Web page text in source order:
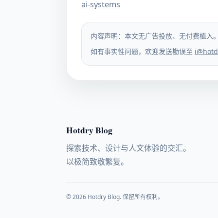
ai-systems
内容声明：本文无广告投放、无付费植入。
如有事实性问题，欢迎发送勘误至
Hotdry Blog
探索技术、设计与人文体验的交汇。
以极简致敬繁复。
© 2026 Hotdry Blog. 保留所有权利。